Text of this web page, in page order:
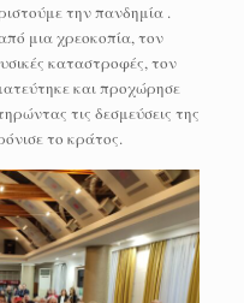
την πανδημία .
μια χρεοκοπία, τον
καταστροφές, τον
και προχώρησε
τις δεσμεύσεις της
το κράτος.